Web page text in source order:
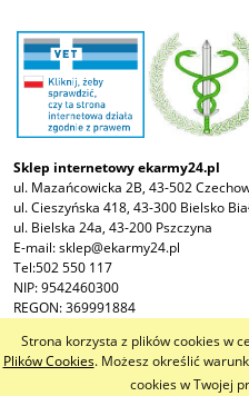
Strona korzysta z plików cookies w
Plików Cookies. Możesz określić
cookies w Twojej
Sklep internetowy ekarmy24.pl
ul. Mazańcowicka 2B, 43-502
ul. Cieszyńska 418, 43-300 Bielsko
ul. Bielska 24a, 43-200 Pszczyna
E-mail:sklep@ekarmy24.pl
Tel:502 550 117
NIP: 9542460300
REGON: 369991884
pokaż